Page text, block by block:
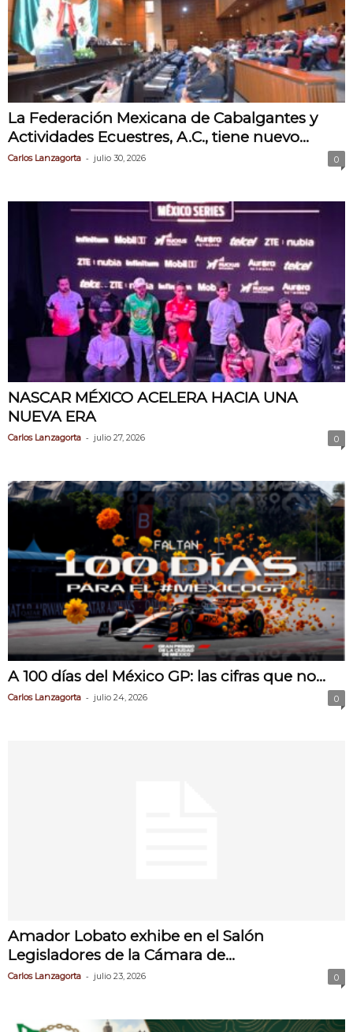
La Federación Mexicana de Cabalgantes y
Actividades Ecuestres, A.C., tiene nuevo...
Carlos Lanzagorta - julio 30, 2026 0
NASCAR MÉXICO ACELERA HACIA UNA
NUEVA ERA
Carlos Lanzagorta - julio 27, 2026 0
A 100 días del México GP: las cifras que no...
Carlos Lanzagorta - julio 24, 2026 0
Amador Lobato exhibe en el Salón
Legisladores de la Cámara de...
Carlos Lanzagorta - julio 23, 2026 0